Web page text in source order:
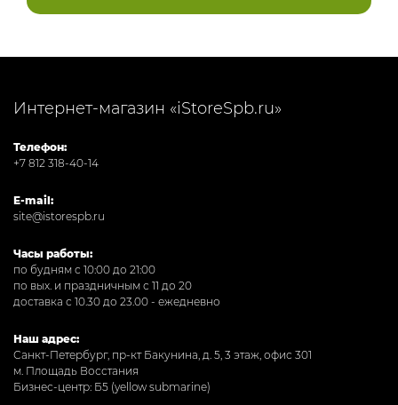
Интернет-магазин «iStoreSpb.ru»
Телефон:
+7 812 318-40-14
E-mail:
site@istorespb.ru
Часы работы:
по будням с 10:00 до 21:00
по вых. и праздничным с 11 до 20
доставка с 10.30 до 23.00 - ежедневно
Наш адрес:
Санкт-Петербург, пр-кт Бакунина, д. 5, 3 этаж, офис 301
м. Площадь Восстания
Бизнес-центр: Б5 (yellow submarine)